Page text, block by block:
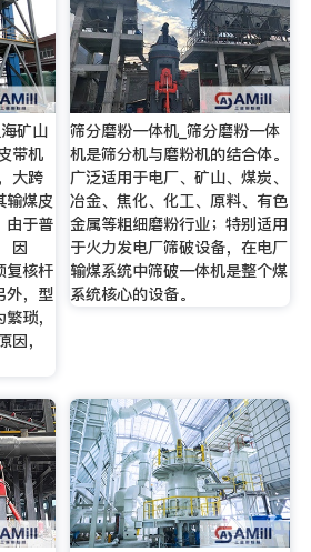
矿山
带机
大跨
输煤皮
由于普
因
复核杆
外，型
琐，
，
筛分磨粉一体机_筛分磨粉一体
机是筛分机与磨粉机的结合体。
广泛适用于电厂、矿山、煤炭、
冶金、焦化、化工、原料、有色
金属等粗细磨粉行业；特别适用
于火力发电厂筛破设备，在电厂
输煤系统中筛破一体机是整个煤
系统核心的设备。